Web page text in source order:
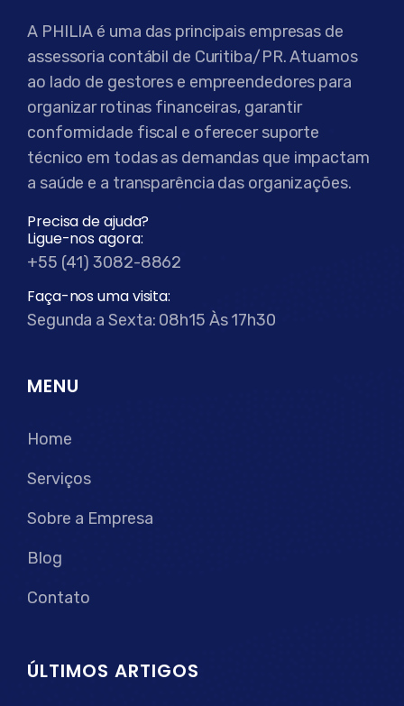
A PHILIA é uma das principais empresas de
assessoria contábil de Curitiba/PR. Atuamos
ao lado de gestores e empreendedores para
organizar rotinas financeiras, garantir
conformidade fiscal e oferecer suporte
técnico em todas as demandas que impactam
a saúde e a transparência das organizações.
Precisa de ajuda?
Ligue-nos agora:
+55 (41) 3082-8862
Faça-nos uma visita:
Segunda a Sexta: 08h15 Às 17h30
MENU
Home
Serviços
Sobre a Empresa
Blog
Contato
ÚLTIMOS ARTIGOS